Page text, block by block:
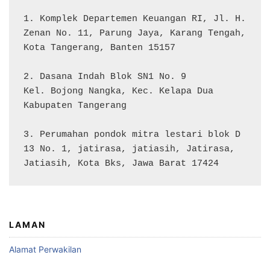
1. Komplek Departemen Keuangan RI, Jl. H.
Zenan No. 11, Parung Jaya, Karang Tengah,
Kota Tangerang, Banten 15157
2. Dasana Indah Blok SN1 No. 9
Kel. Bojong Nangka, Kec. Kelapa Dua
Kabupaten Tangerang
3. Perumahan pondok mitra lestari blok D
13 No. 1, jatirasa, jatiasih, Jatirasa,
Jatiasih, Kota Bks, Jawa Barat 17424
LAMAN
Alamat Perwakilan